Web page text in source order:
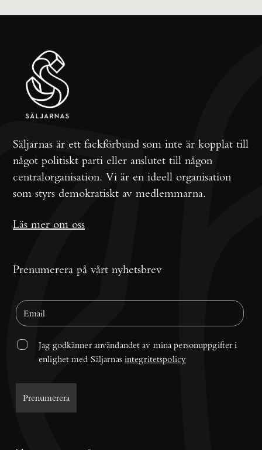
Säljarnas är ett fackförbund som inte är kopplat till
något politiskt parti eller anslutet till någon
centralorganisation. Vi är en ideell organisation
som styrs demokratiskt av medlemmarna.
Läs mer om oss
Prenumerera på vårt nyhetsbrev
Jag godkänner användandet av mina personuppgifter i
enlighet med Säljarnas integritetspolicy